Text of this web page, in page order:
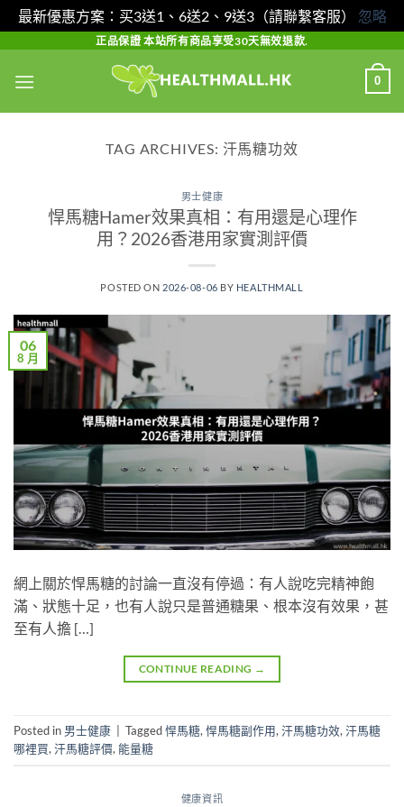
最新優惠方案：买3送1、6送2、9送3（請聯繫客服） 忽略
content
正品保證 本站所有商品享受30天無效退款.
0
TAG ARCHIVES: 汗馬糖功效
男士健康
悍馬糖Hamer效果真相：有用還是心理作
用？2026香港用家實測評價
POSTED ON 2026-08-06 BY HEALTHMALL
06
8 月
網上關於悍馬糖的討論一直沒有停過：有人說吃完精神飽
滿、狀態十足，也有人說只是普通糖果、根本沒有效果，甚
至有人擔 […]
CONTINUE READING →
Posted in 男士健康 Tagged悍馬糖,悍馬糖副作用,汗馬糖功效,汗馬糖
哪裡買,汗馬糖評價,能量糖
健康資訊